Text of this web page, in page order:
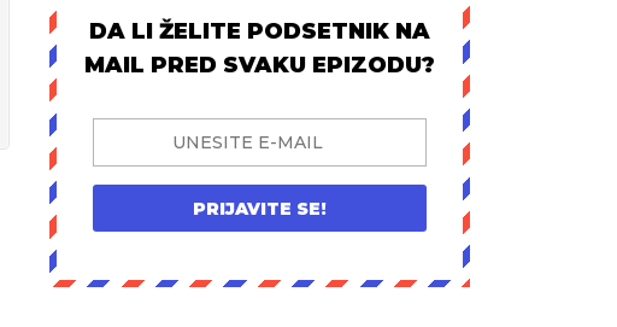
DA LI ŽELITE PODSETNIK NA
MAIL PRED SVAKU EPIZODU?
PRIJAVITE SE!